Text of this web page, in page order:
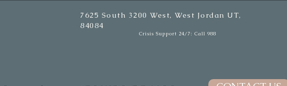
7625 South 3200 West, West Jordan UT,
84084
Crisis Support 24/7: Call 988